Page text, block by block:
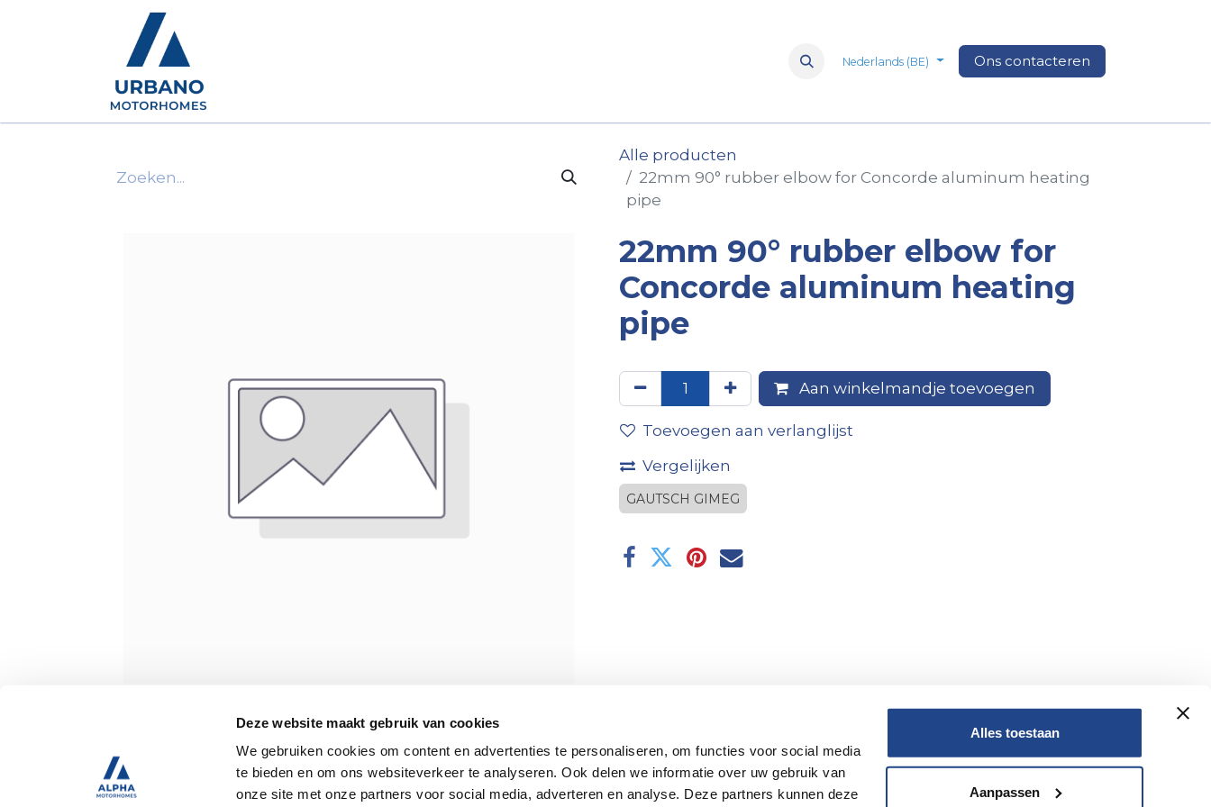
Deze website maakt gebruik van cookies
We gebruiken cookies om content en advertenties te personaliseren, om functies voor social media
te bieden en om ons websiteverkeer te analyseren. Ook delen we informatie over uw gebruik van
onze site met onze partners voor social media, adverteren en analyse. Deze partners kunnen deze
Alles toestaan
Aanpassen
Merken Over Ons Media Veelgestelde vragen
Nederlands (BE) Ons contacteren
Alle producten
22mm 90° rubber elbow for Concorde aluminum heating
pipe
22mm 90° rubber elbow for
Concorde aluminum heating
pipe
Aan winkelmandje toevoegen
Toevoegen aan verlanglijst
Vergelijken
GAUTSCH GIMEG
Specificaties
Tweedehands Nee